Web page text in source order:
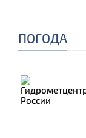
ПОГОДА